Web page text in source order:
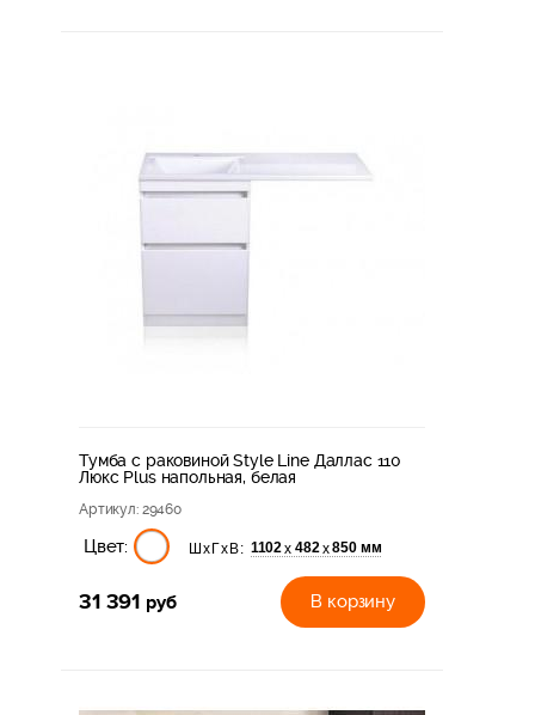
Тумба с раковиной Style Line Даллас 110
Люкс Plus напольная, белая
Артикул: 29460
Цвет: ШхГхВ: 1102х 482х 850 мм
31 391 руб В корзину